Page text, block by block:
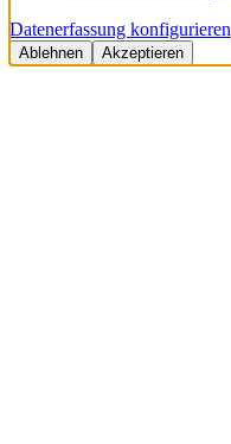
Datenerfassung konfigurieren
Ablehnen Akzeptieren